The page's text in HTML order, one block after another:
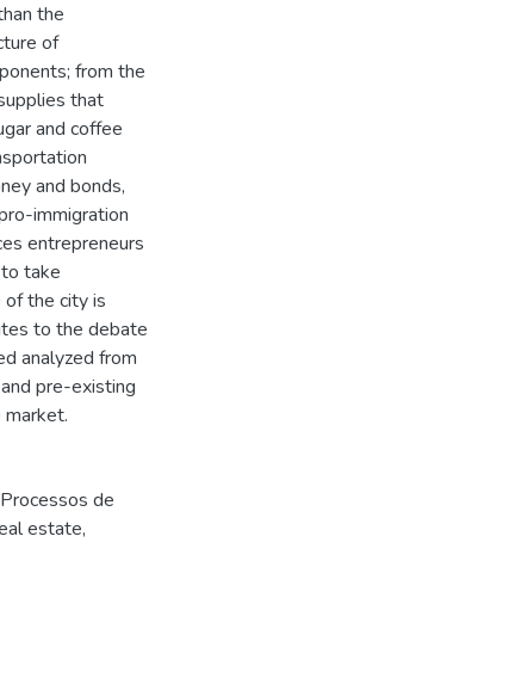
the
of
from the
that
and coffee
and bonds,
immigration
entrepreneurs
take
of the city is
to the debate
analyzed from
pre-existing
Processos de
estate,